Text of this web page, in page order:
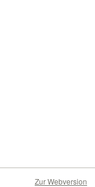
Zur Webversion